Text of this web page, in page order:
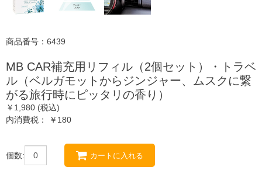
商品番号：6439
MB CAR補充用リフィル（2個セット）・トラベ
ル（ベルガモットからジンジャー、ムスクに繋
がる旅行時にピッタリの香り）
￥1,980 (税込)
内消費税： ￥180
個数: カートに入れる